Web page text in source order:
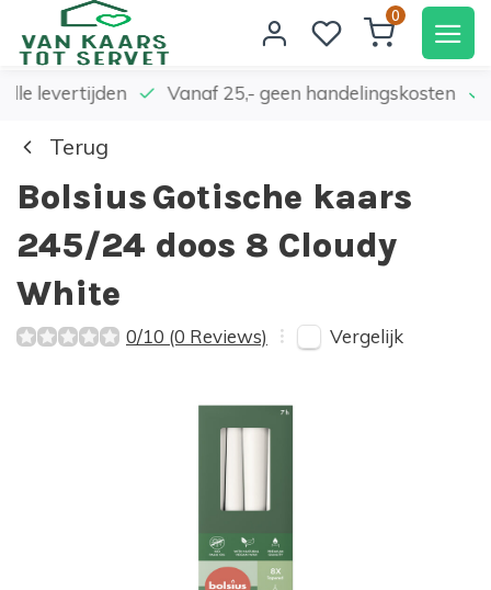
0
levertijden Vanaf 25,- geen handelingskosten
Terug
BolsiusGotische kaars
245/24 doos 8 Cloudy
White
0/10 (0 Reviews) Vergelijk